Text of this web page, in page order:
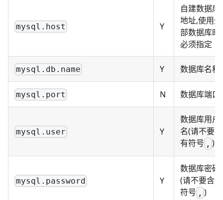
mysql.host Y
自建数据库
地址,使用外
部数据库时
必须指定
mysql.db.name Y 数据库名称
mysql.port N 数据库端口
mysql.user Y
数据库用户
名(请不要含
有符号 , )
mysql.password Y
数据库密码
(请不要含有
符号 , )